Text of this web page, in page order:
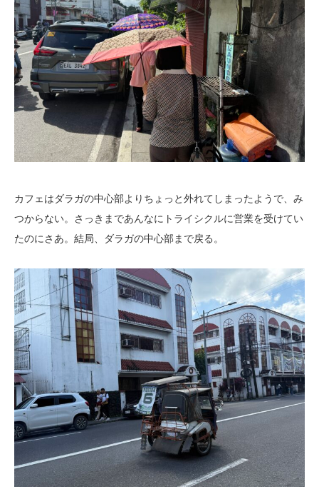
カフェはダラガの中心部よりちょっと外れてしまったようで、み
つからない。さっきまであんなにトライシクルに営業を受けてい
たのにさあ。結局、ダラガの中心部まで戻る。